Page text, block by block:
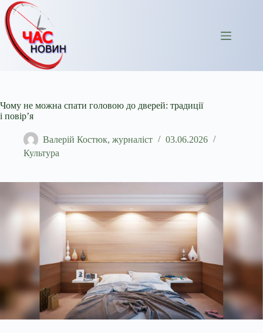
Перейти
до
вмісту
Чому не можна спати головою до дверей: традиції
і повір’я
Валерій Костюк, журналіст
03.06.2026
Культура